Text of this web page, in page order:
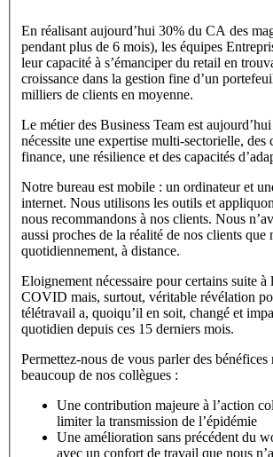
En réalisant aujourd’hui 30% du CA des
pendant plus de 6 mois), les équipes
leur capacité à s’émanciper du retail en
croissance dans la gestion fine d’un
milliers de clients en moyenne.
Le métier des Business Team est
nécessite une expertise multi-sectorielle, des
finance, une résilience et des capacités
Notre bureau est mobile : un ordinateur et
internet. Nous utilisons les outils et
nous recommandons à nos clients. Nous
aussi proches de la réalité de nos clients que
quotidiennement, à distance.
Eloignement nécessaire pour certains suite à
COVID mais, surtout, véritable révélation
télétravail a, quoiqu’il en soit, changé et
quotidien depuis ces 15 derniers mois.
Permettez-nous de vous parler des bénéfices
beaucoup de nos collègues :
Une contribution majeure à l’action
limiter la transmission de l’épidémie
Une amélioration sans précédent du
avec un confort de travail que nous